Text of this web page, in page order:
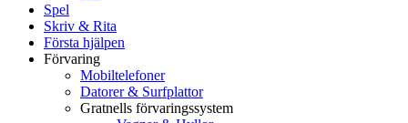
Spel
Skriv & Rita
Första hjälpen
Förvaring
Mobiltelefoner
Datorer & Surfplattor
Gratnells förvaringssystem